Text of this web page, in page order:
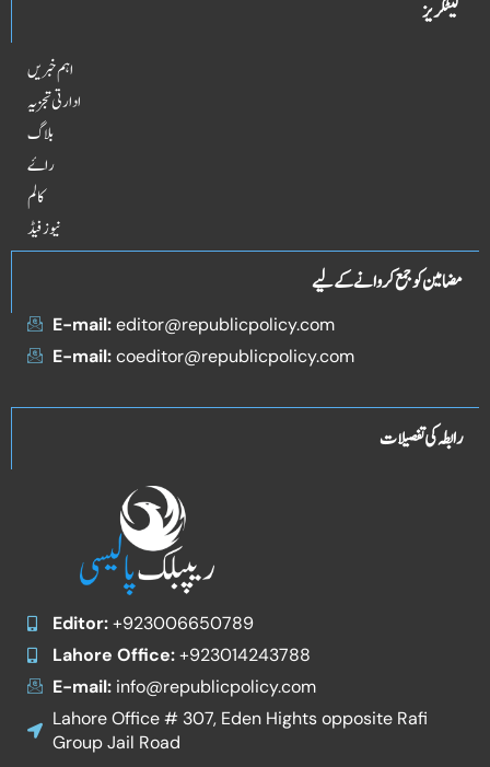
کیٹگریز
اہم خبریں
ادارتی تجزیہ
بلاگ
راۓ
کالم
نیوز فیڈ
مضامین کو جمع کروانے کے لیے
E-mail:editor@republicpolicy.com
E-mail:coeditor@republicpolicy.com
رابطہ کی تفصیلات
Editor:+923006650789
Lahore Office:+923014243788
E-mail:info@republicpolicy.com
Lahore Office # 307, Eden Hights opposite Rafi
Group Jail Road